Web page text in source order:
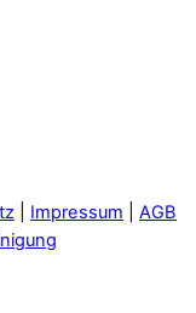
Impressum
AGB